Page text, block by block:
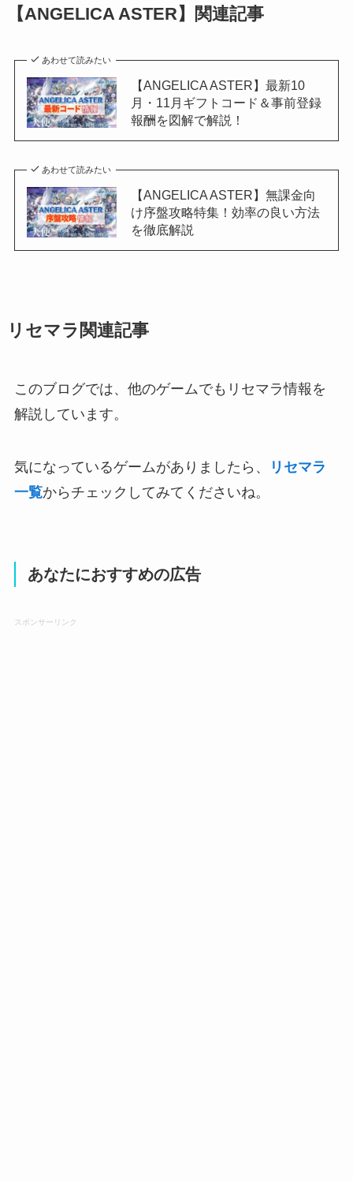
【ANGELICA ASTER】関連記事
あわせて読みたい
【ANGELICA ASTER】最新10
月・11月ギフトコード＆事前登録
報酬を図解で解説！
あわせて読みたい
【ANGELICA ASTER】無課金向
け序盤攻略特集！効率の良い方法
を徹底解説
リセマラ関連記事
このブログでは、他のゲームでもリセマラ情報を
解説しています。
気になっているゲームがありましたら、
リセマラ
一覧からチェックしてみてくださいね。
あなたにおすすめの広告
スポンサーリンク